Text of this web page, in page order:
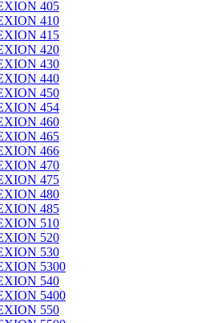
405
410
415
420
430
440
450
454
460
465
466
470
475
480
485
510
520
530
5300
540
5400
550